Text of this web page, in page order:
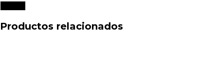
Productos relacionados